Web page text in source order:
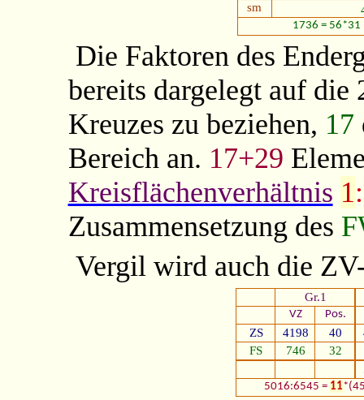
sm
1736 = 56*31
Die Faktoren des
bereits dargelegt auf die
Kreuzes zu beziehen, 17
Bereich an. 17+29
Kreisflächenverhältnis 1:
Zusammensetzung des
Vergil wird auch die
Gr.1
VZ Pos.
ZS 4198 40
FS
746
32
5016:6545 = 11